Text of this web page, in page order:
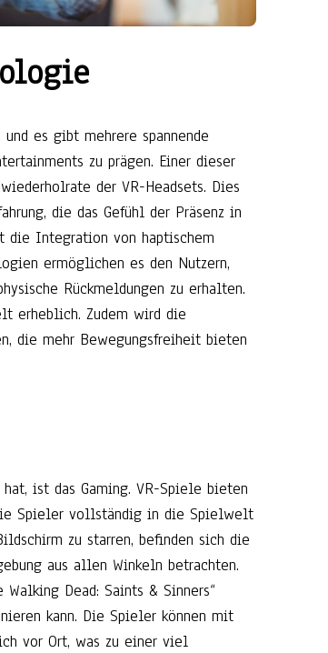
es gibt mehrere spannende
zu prägen. Einer dieser
der VR-Headsets. Dies
die das Gefühl der Präsenz in
die Integration von haptischem
ermöglichen es den Nutzern,
Rückmeldungen zu erhalten.
erheblich. Zudem wird die
die mehr Bewegungsfreiheit bieten
ist das Gaming. VR-Spiele bieten
Spieler vollständig in die Spielwelt
zu starren, befinden sich die
aus allen Winkeln betrachten.
Dead: Saints & Sinners“
kann. Die Spieler können mit
vor Ort, was zu einer viel